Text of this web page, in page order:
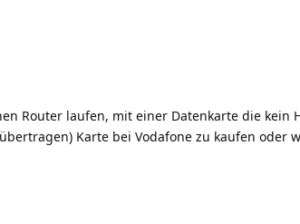
Router laufen, mit einer Datenkarte die kein
Karte bei Vodafone zu kaufen oder